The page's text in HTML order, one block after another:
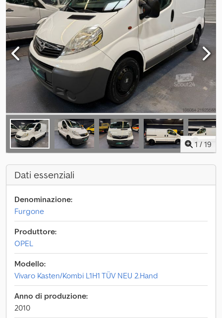
1 / 19
Dati essenziali
Denominazione:
Furgone
Produttore:
OPEL
Modello:
Vivaro Kasten/Kombi L1H1 TÜV NEU 2.Hand
Anno di produzione:
2010